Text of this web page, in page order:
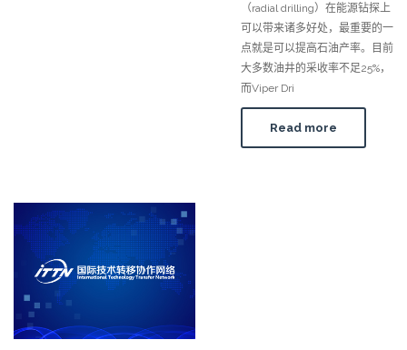
（radial drilling）在能源钻探上
可以带来诸多好处，最重要的一
点就是可以提高石油产率。目前
大多数油井的采收率不足25%，
而Viper Dri
Read more